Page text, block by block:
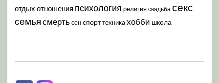
отдых отношения психология религия свадьба секс
семья смерть сон спорттехникахобби школа